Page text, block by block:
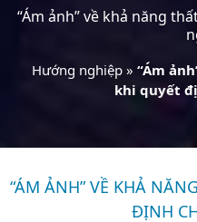
“Ám ảnh” về khả năng
Hướng nghiệp» “Ám
khi quyết
“ÁM ẢNH” VỀ KHẢ
ĐỊNH